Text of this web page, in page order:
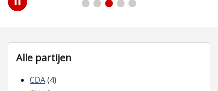
Play
/
Alle partijen
CDA(4)